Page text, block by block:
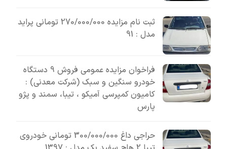
ثبت نام مزایده 270/000/000 تومانی پراید
مدل : 91
فراخوان مزایده عمومی فروش 9 دستگاه
خودرو سنگین و سبک (شرکت معدنی) :
کامیون کمپرسی آمیکو ، تیبا، سمند و پژو
پارس
حراجی داغ 300/000/000 تومانی خودروی